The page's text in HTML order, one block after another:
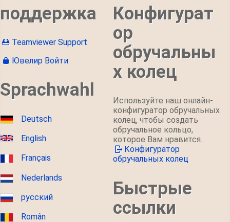
поддержка
Teamviewer Support
Ювелир Войти
Sprachwahl
Deutsch
English
Français
Nederlands
русский
Român
Конфигурат
ор
обручальны
х колец
Используйте наш онлайн-
конфигуратор обручальных
колец, чтобы создать
обручальное кольцо,
которое Вам нравится.
Конфигуратор
обручальных колец
Быстрые
ссылки